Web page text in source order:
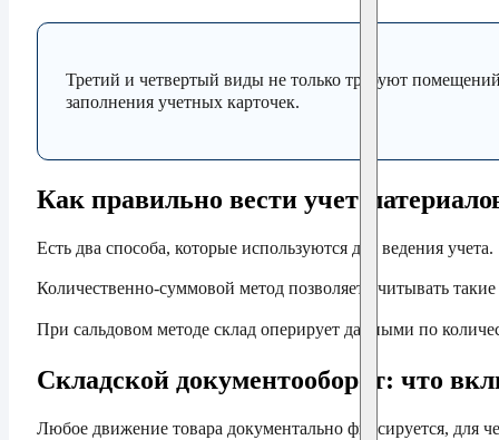
Третий и четвертый виды не только требуют
заполнения учетных карточек.
Как правильно вести учет
Есть два способа, которые используются для ведения учета.
Количественно-суммовой метод позволяет учитывать
При сальдовом методе склад оперирует данными по
Складской документооборот: что
Любое движение товара документально фиксируется, для